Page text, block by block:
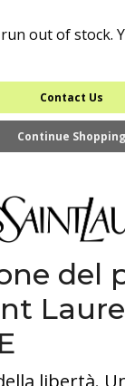
out of stock.
Contact Us
Continue Shopping
del
libertà.